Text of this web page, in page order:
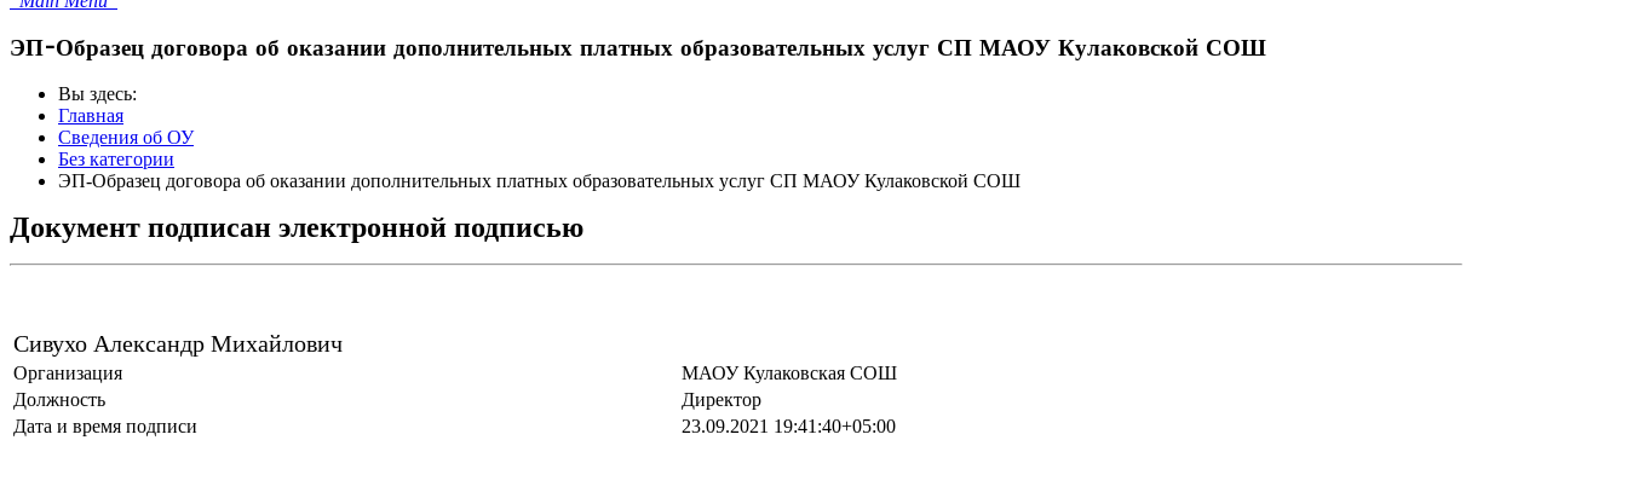
ЭП-Образец договора об оказании дополнительных платных образовательных услуг СП МАОУ Кулаковской СОШ
Вы здесь:
Главная
Сведения об ОУ
Без категории
ЭП-Образец договора об оказании дополнительных платных образовательных услуг СП МАОУ Кулаковской СОШ
Документ подписан электронной подписью
Сивухо Александр Михайлович
Организация
МАОУ Кулаковская СОШ
Должность
Директор
Дата и время подписи
23.09.2021 19:41:40+05:00